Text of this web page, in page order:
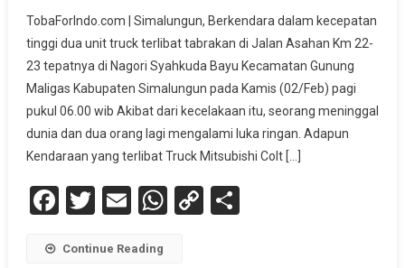
TobaForIndo.com | Simalungun, Berkendara dalam kecepatan
tinggi dua unit truck terlibat tabrakan di Jalan Asahan Km 22-
23 tepatnya di Nagori Syahkuda Bayu Kecamatan Gunung
Maligas Kabupaten Simalungun pada Kamis (02/Feb) pagi
pukul 06.00 wib Akibat dari kecelakaan itu, seorang meninggal
dunia dan dua orang lagi mengalami luka ringan. Adapun
Kendaraan yang terlibat Truck Mitsubishi Colt […]
Facebook
Twitter
EmailWhatsApp
CopyShare
Continue Reading